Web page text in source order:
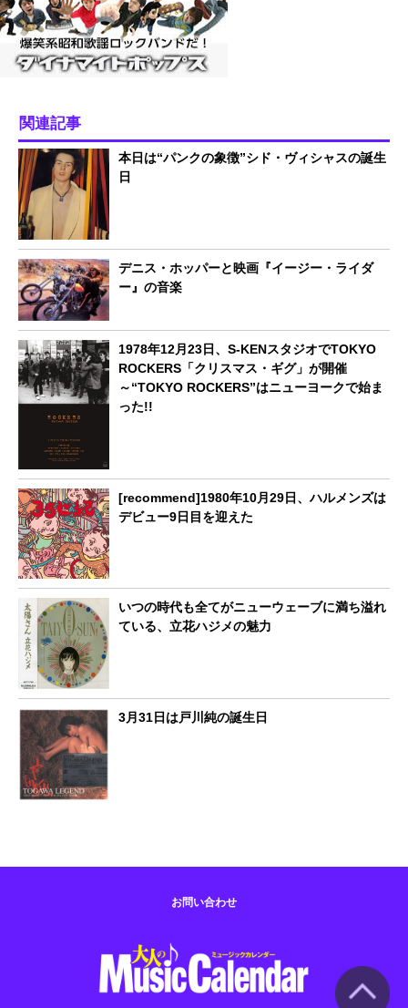
関連記事
本日は“パンクの象徴”シド・ヴィシャスの誕生
日
デニス・ホッパーと映画『イージー・ライダ
ー』の音楽
1978年12月23日、S-KENスタジオでTOKYO
ROCKERS「クリスマス・ギグ」が開催
～“TOKYO ROCKERS”はニューヨークで始ま
った!!
[recommend]1980年10月29日、ハルメンズは
デビュー9日目を迎えた
いつの時代も全てがニューウェーブに満ち溢れ
ている、立花ハジメの魅力
3月31日は戸川純の誕生日
お問い合わせ